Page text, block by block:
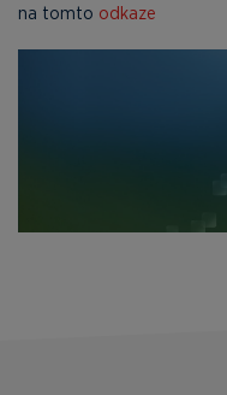
na tomto odkaze